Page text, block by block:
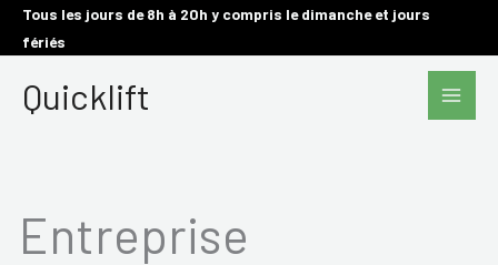
AllerTous les jours de 8h à 20h y compris le dimanche et jours
fériés
Quicklift
Main
Entreprise